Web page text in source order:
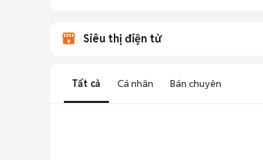
Siêu thị điện tử
Tất cả Cá nhân Bán chuyên